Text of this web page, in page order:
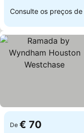
Consulte os preços de
De € 70